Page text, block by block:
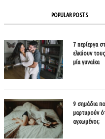
POPULAR POSTS
7 περίεργα
ελκύουν
μία γυναίκα
9 σημάδια
μαρτυρούν
αγχωμένοι;